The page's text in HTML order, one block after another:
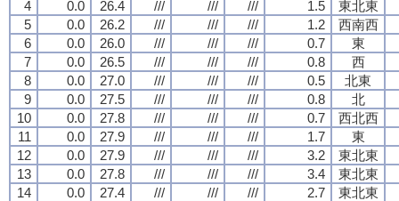
4
0.0 26.4 /// /// /// 1.5
東北東
5
0.0 26.2 /// /// /// 1.2
西南西
6
0.0 26.0 /// /// /// 0.7
東
7
0.0 26.5 /// /// /// 0.8
西
8
0.0 27.0 /// /// /// 0.5
北東
9
0.0 27.5 /// /// /// 0.8
北
10
0.0 27.8 /// /// /// 0.7
西北西
11
0.0 27.9 /// /// /// 1.7
東
12
0.0 27.9 /// /// /// 3.2
東北東
13
0.0 27.8 /// /// /// 3.4
東北東
14
0.0 27.4 /// /// /// 2.7
東北東